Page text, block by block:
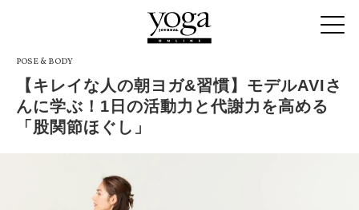
POSE & BODY
【キレイな人の朝ヨガ&習慣】モデルAVIさ
んに学ぶ！1日の活動力と代謝力を高める
「股関節ほぐし」